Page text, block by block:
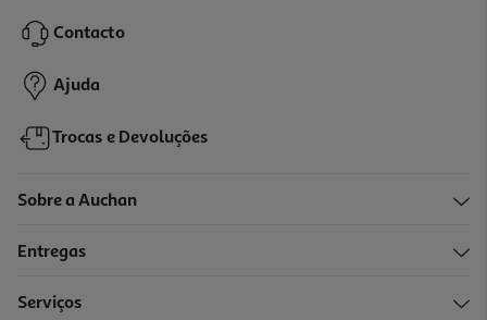
99,99 €
Contacto
Ajuda
Trocas e Devoluções
Sobre a Auchan
Entregas
Serviços